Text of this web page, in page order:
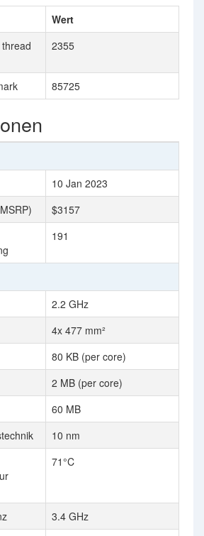
Wert
2355
85725
10 Jan 2023
$3157
191
2.2 GHz
4x 477 mm²
80 KB (per core)
2 MB (per core)
60 MB
10 nm
71°C
3.4 GHz